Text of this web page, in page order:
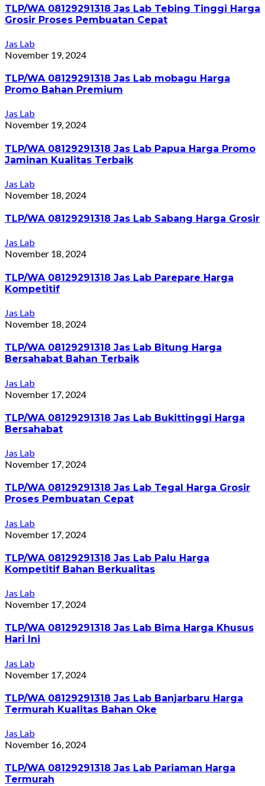
TLP/WA 08129291318 Jas Lab Tebing Tinggi Harga
Grosir Proses Pembuatan Cepat
Jas Lab
November 19, 2024
TLP/WA 08129291318 Jas Lab mobagu Harga
Promo Bahan Premium
Jas Lab
November 19, 2024
TLP/WA 08129291318 Jas Lab Papua Harga Promo
Jaminan Kualitas Terbaik
Jas Lab
November 18, 2024
TLP/WA 08129291318 Jas Lab Sabang Harga Grosir
Jas Lab
November 18, 2024
TLP/WA 08129291318 Jas Lab Parepare Harga
Kompetitif
Jas Lab
November 18, 2024
TLP/WA 08129291318 Jas Lab Bitung Harga
Bersahabat Bahan Terbaik
Jas Lab
November 17, 2024
TLP/WA 08129291318 Jas Lab Bukittinggi Harga
Bersahabat
Jas Lab
November 17, 2024
TLP/WA 08129291318 Jas Lab Tegal Harga Grosir
Proses Pembuatan Cepat
Jas Lab
November 17, 2024
TLP/WA 08129291318 Jas Lab Palu Harga
Kompetitif Bahan Berkualitas
Jas Lab
November 17, 2024
TLP/WA 08129291318 Jas Lab Bima Harga Khusus
Hari Ini
Jas Lab
November 17, 2024
TLP/WA 08129291318 Jas Lab Banjarbaru Harga
Termurah Kualitas Bahan Oke
Jas Lab
November 16, 2024
TLP/WA 08129291318 Jas Lab Pariaman Harga
Termurah